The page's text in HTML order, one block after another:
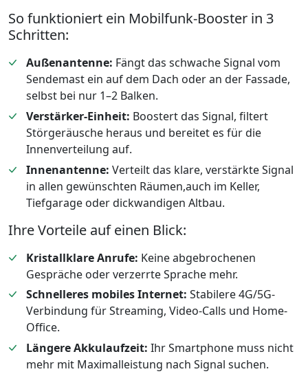
So funktioniert ein Mobilfunk-Booster in 3
Schritten:
Außenantenne: Fängt das schwache Signal vom
Sendemast ein auf dem Dach oder an der Fassade,
selbst bei nur 1–2 Balken.
Verstärker-Einheit: Boostert das Signal, filtert
Störgeräusche heraus und bereitet es für die
Innenverteilung auf.
Innenantenne: Verteilt das klare, verstärkte Signal
in allen gewünschten Räumen,auch im Keller,
Tiefgarage oder dickwandigen Altbau.
Ihre Vorteile auf einen Blick:
Kristallklare Anrufe: Keine abgebrochenen
Gespräche oder verzerrte Sprache mehr.
Schnelleres mobiles Internet: Stabilere 4G/5G-
Verbindung für Streaming, Video-Calls und Home-
Office.
Längere Akkulaufzeit: Ihr Smartphone muss nicht
mehr mit Maximalleistung nach Signal suchen.